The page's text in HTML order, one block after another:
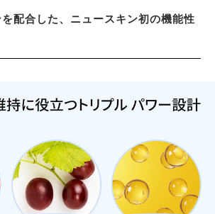
配合した、ニュースキン初の機能性